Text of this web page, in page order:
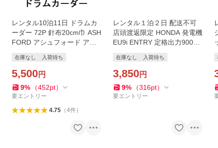
レンタル10泊11日 ドラムカ
ーダー 72P 針布20cm巾 ASH
FORD アシュフォード アッ
紡ぎ 羊毛フェルト 手織 羊毛
カーダー
在庫なし 入荷待ち
5,500円
9% （452pt）
要エントリー
4.75（4件）
レンタル１泊２日 配送不可
店頭渡返限定 HONDA 発電機
EU9i ENTRY 定格出力900VA
在庫なし 入荷待ち
3,850円
9% （316pt）
要エントリー